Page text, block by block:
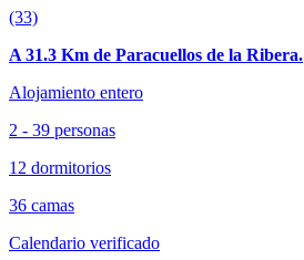
(33)
A 31.3 Km de Paracuellos de la Ribera.
Alojamiento entero
2 - 39 personas
12 dormitorios
36 camas
Calendario verificado